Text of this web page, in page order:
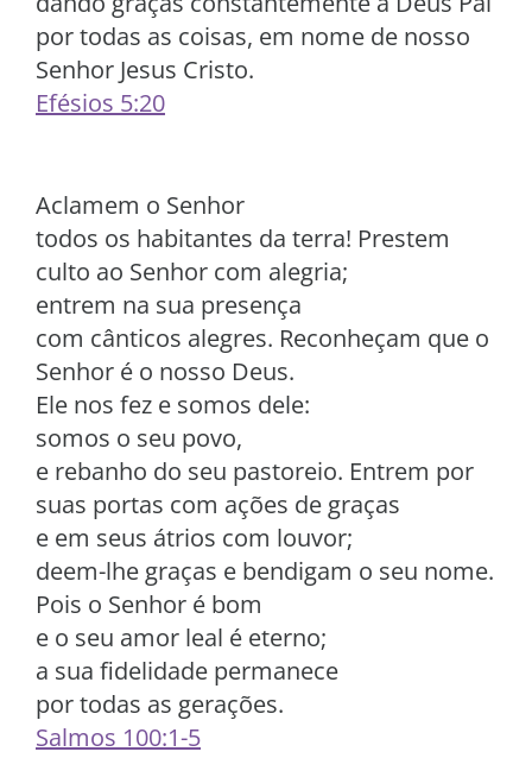
por todas as coisas, em nome de nosso
Senhor Jesus Cristo.
Efésios 5:20
Aclamem o Senhor
todos os habitantes da terra! Prestem
culto ao Senhor com alegria;
entrem na sua presença
com cânticos alegres. Reconheçam que o
Senhor é o nosso Deus.
Ele nos fez e somos dele:
somos o seu povo,
e rebanho do seu pastoreio. Entrem por
suas portas com ações de graças
e em seus átrios com louvor;
deem-lhe graças e bendigam o seu nome.
Pois o Senhor é bom
e o seu amor leal é eterno;
a sua fidelidade permanece
por todas as gerações.
Salmos 100:1-5